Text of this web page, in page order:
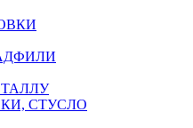
СТУСЛО